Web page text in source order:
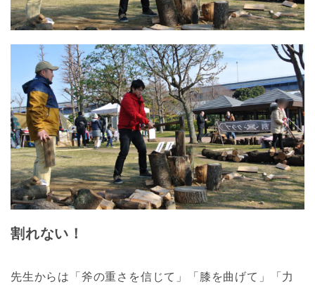
割れない！
先生からは「斧の重さを信じて」「膝を曲げて」「力